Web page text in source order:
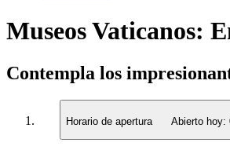
Museos Vaticanos:
Contempla los
Horario de apertura Abierto hoy: